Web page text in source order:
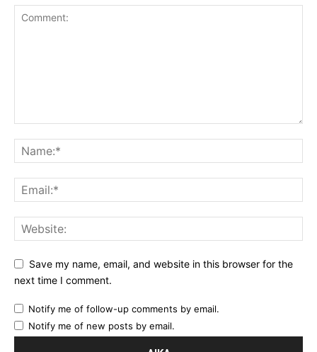
Save my name, email, and website in this browser for the
next time I comment.
Notify me of follow-up comments by email.
Notify me of new posts by email.